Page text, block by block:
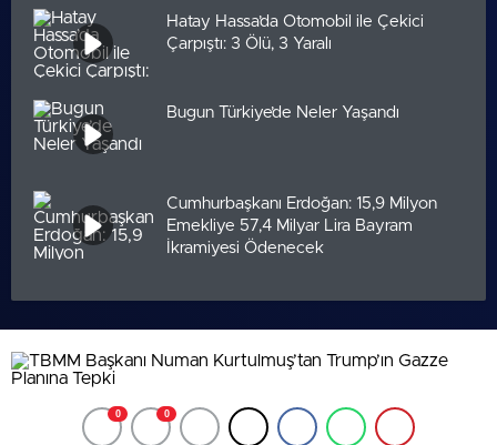
Hatay Hassa’da Otomobil ile Çekici
Çarpıştı: 3 Ölü, 3 Yaralı
Bugun Türkiye’de Neler Yaşandı
Cumhurbaşkanı Erdoğan: 15,9 Milyon
Emekliye 57,4 Milyar Lira Bayram
İkramiyesi Ödenecek
0 0